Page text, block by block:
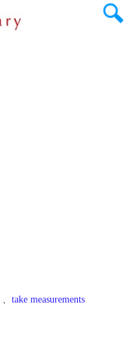
、 take measurements